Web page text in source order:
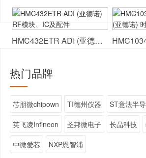
HMC432ETR ADI (亚德诺) RF模块、IC及配件
热门品牌
芯朋微chipown TI德州仪器 ST意法半
英飞凌Infineon 圣邦微电子 长晶科技
中微爱芯 NXP恩智浦